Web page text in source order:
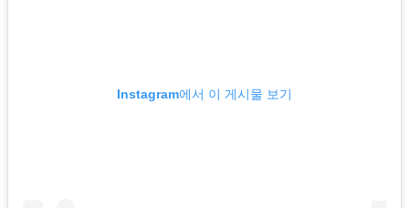
Instagram에서 이 게시물 보기